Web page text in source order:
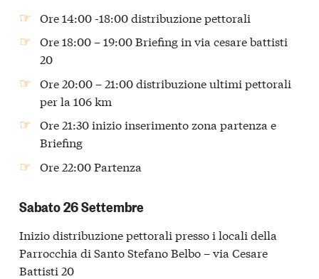
Ore 14:00 -18:00 distribuzione pettorali
Ore 18:00 – 19:00 Briefing in via cesare battisti
20
Ore 20:00 – 21:00 distribuzione ultimi pettorali
per la 106 km
Ore 21:30 inizio inserimento zona partenza e
Briefing
Ore 22:00 Partenza
Sabato 26 Settembre
Inizio distribuzione pettorali presso i locali della
Parrocchia di Santo Stefano Belbo – via Cesare
Battisti 20